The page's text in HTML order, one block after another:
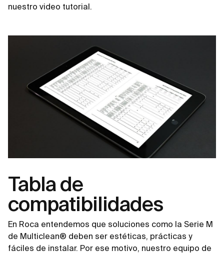
nuestro video tutorial.
Tabla de
compatibilidades
En Roca entendemos que soluciones como la Serie M
de Multiclean® deben ser estéticas, prácticas y
fáciles de instalar. Por ese motivo, nuestro equipo de